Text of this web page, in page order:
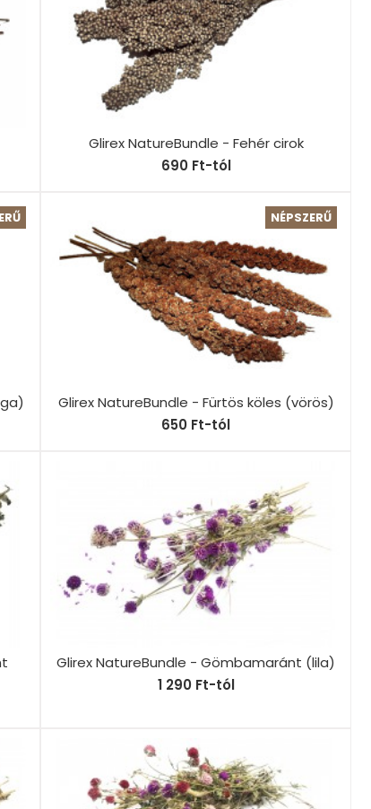
Glirex NatureBundle - Fehér cirok
690 Ft-tól
NÉPSZERŰ
Glirex NatureBundle - Fürtös köles (vörös)
650 Ft-tól
Glirex NatureBundle - Gömbamaránt (lila)
1 290 Ft-tól